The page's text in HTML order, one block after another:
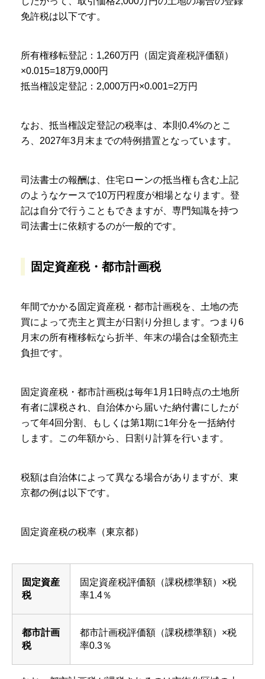
免許税は以下です。
所有権移転登記：1,260万円（固定資産税評価額）
×0.015=18万9,000円
抵当権設定登記：2,000万円×0.001=2万円
なお、抵当権設定登記の税率は、本則0.4%のとこ
ろ、2027年3月末までの特例措置となっています。
司法書士の報酬は、住宅ローンの抵当権も含む上記
のようなケースで10万円程度が相場となります。登
記は自分で行うこともできますが、専門知識を持つ
司法書士に依頼するのが一般的です。
固定資産税・都市計画税
年間でかかる固定資産税・都市計画税を、土地の売
買によって売主と買主が日割り分担します。つまり6
月末の所有権移転なら折半、年末の場合は全額売主
負担です。
固定資産税・都市計画税は毎年1月1日時点の土地所
有者に課税され、自治体から届いた納付書にしたが
って年4回分割、もしくは第1期に1年分を一括納付
します。この年額から、日割り計算を行います。
税額は自治体によって異なる場合がありますが、東
京都の例は以下です。
固定資産税の税率（東京都）
固定資産
税
固定資産税評価額（課税標準額）×税
率1.4％
都市計画
税
都市計画税評価額（課税標準額）×税
率0.3％